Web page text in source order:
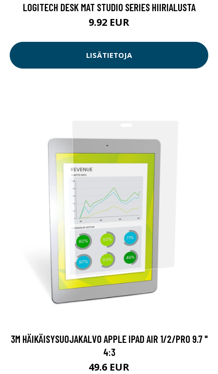
LOGITECH DESK MAT STUDIO SERIES HIIRIALUSTA
9.92 EUR
LISÄTIETOJA
3M HÄIKÄISYSUOJAKALVO APPLE IPAD AIR 1/2/PRO 9.7 "
4:3
49.6 EUR